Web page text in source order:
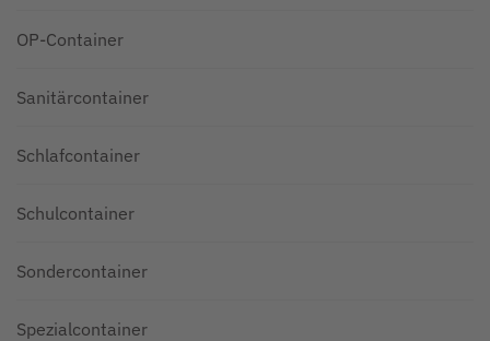
OP-Container
Sanitärcontainer
Schlafcontainer
Schulcontainer
Sondercontainer
Spezialcontainer